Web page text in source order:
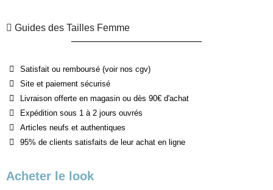
Guides des Tailles Femme
Satisfait ou remboursé (voir nos cgv)
Site et paiement sécurisé
Livraison offerte en magasin ou dès 90€ d'achat
Expédition sous 1 à 2 jours ouvrés
Articles neufs et authentiques
95% de clients satisfaits de leur achat en ligne
Acheter le look